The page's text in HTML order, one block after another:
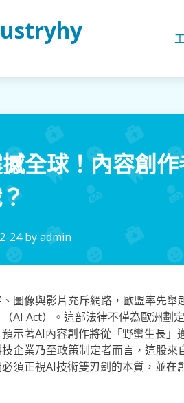
全球！內容創
24byadmin
圖像與影片充斥網路，歐盟率先
AI Act）。這部法律不僅為歐洲劃
示著AI內容創作將從「野蠻生長」
企業乃至政策制定者而言，這股
須正視AI技術雙刃劍的本質，並在